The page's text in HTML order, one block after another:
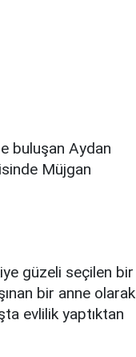
buluşan Aydan
Müjgan
güzeli seçilen bir
bir anne olarak
evlilik yaptıktan